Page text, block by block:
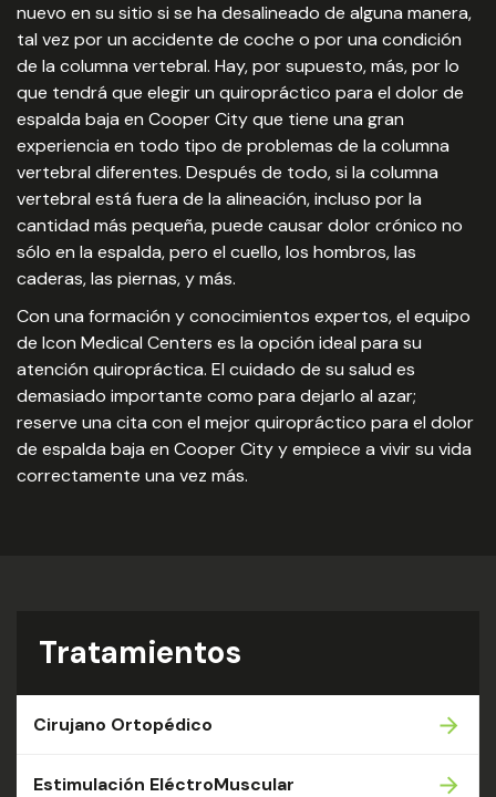
nuevo en su sitio si se ha desalineado de alguna manera,
tal vez por un accidente de coche o por una condición
de la columna vertebral. Hay, por supuesto, más, por lo
que tendrá que elegir un quiropráctico para el dolor de
espalda baja en Cooper City que tiene una gran
experiencia en todo tipo de problemas de la columna
vertebral diferentes. Después de todo, si la columna
vertebral está fuera de la alineación, incluso por la
cantidad más pequeña, puede causar dolor crónico no
sólo en la espalda, pero el cuello, los hombros, las
caderas, las piernas, y más.
Con una formación y conocimientos expertos, el equipo
de Icon Medical Centers es la opción ideal para su
atención quiropráctica. El cuidado de su salud es
demasiado importante como para dejarlo al azar;
reserve una cita con el mejor quiropráctico para el dolor
de espalda baja en Cooper City y empiece a vivir su vida
correctamente una vez más.
Tratamientos
Cirujano Ortopédico
Estimulación EléctroMuscular